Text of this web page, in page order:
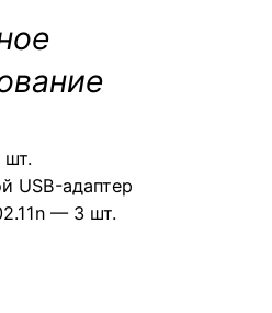
USB-адаптер
— 3 шт.